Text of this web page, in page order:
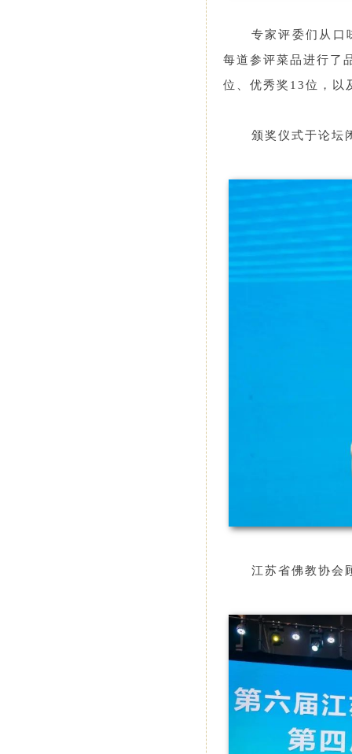
专家评委们从口
每道参评菜品进行了
位、优秀奖13位，
以
颁奖仪式于论坛
江苏省佛教协会